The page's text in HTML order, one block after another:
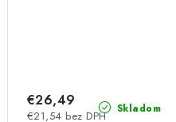
Skladom
€21,54 bez DPH
€26,49